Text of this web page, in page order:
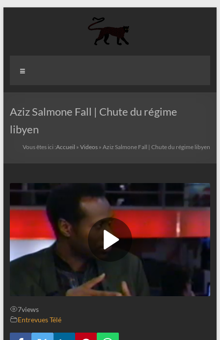
Fall
Internationaliste
Aziz Salmone Fall | Chute du régime
libyen
Vous êtes ici :Accueil »Videos »Aziz Salmone Fall | Chute du régime libyen
7views
Entrevues Télé